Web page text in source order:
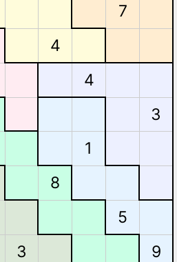
7
4
4
3
1
8
5
3 9